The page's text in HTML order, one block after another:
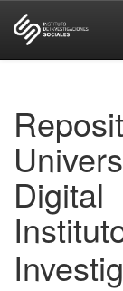
Digital